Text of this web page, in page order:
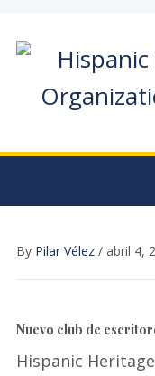
By Pilar Vélez/ abril 4,
Nuevo club de
Hispanic